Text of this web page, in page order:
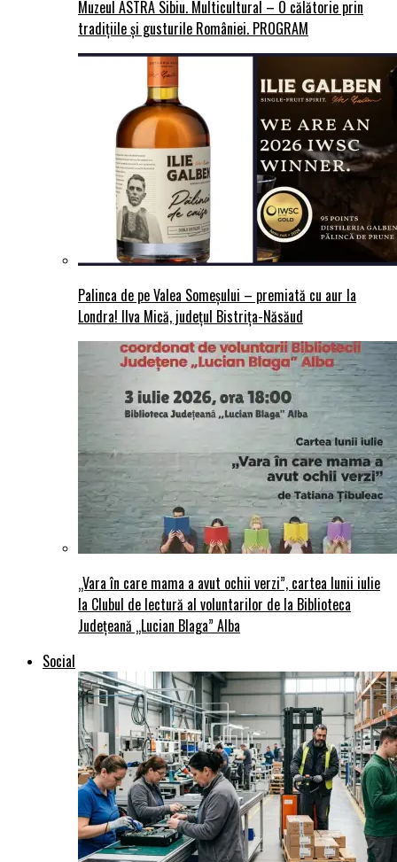
Muzeul ASTRA Sibiu. Multicultural – O călătorie prin
tradițiile și gusturile României. PROGRAM
Palinca de pe Valea Someșului – premiată cu aur la
Londra! Ilva Mică, județul Bistrița-Năsăud
„Vara în care mama a avut ochii verzi”, cartea lunii iulie
la Clubul de lectură al voluntarilor de la Biblioteca
Județeană „Lucian Blaga” Alba
Social